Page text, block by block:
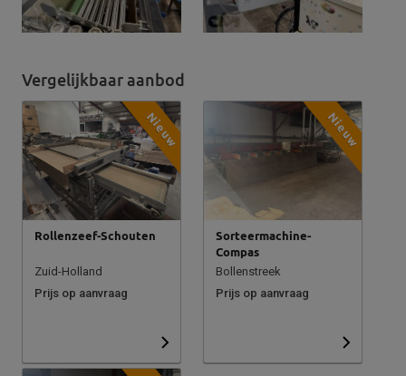
Vergelijkbaar aanbod
Nieuw
Rollenzeef-Schouten
Zuid-Holland
Prijs op aanvraag
Nieuw
Sorteermachine-
Compas
Bollenstreek
Prijs op aanvraag